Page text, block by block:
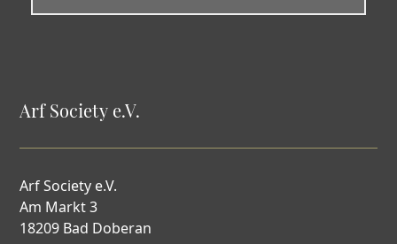
Arf Society e.V.
Arf Society e.V.
Am Markt 3
18209 Bad Doberan